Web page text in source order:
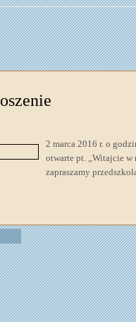
2 marca 2016 r. o
otwarte pt. „Witajcie w
zapraszamy